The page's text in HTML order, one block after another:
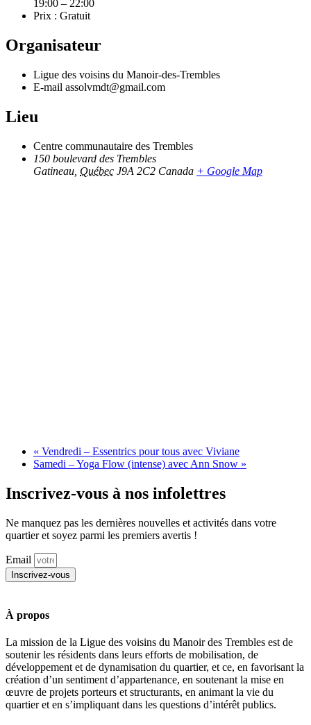
19:00 – 22:00
Prix : Gratuit
Organisateur
Ligue des voisins du Manoir-des-Trembles
E-mail assolvmdt@gmail.com
Lieu
Centre communautaire des Trembles
150 boulevard des Trembles
Gatineau Québec J9A 2C2 Canada + Google Map
« Vendredi – Essentrics pour tous avec Viviane
Samedi – Yoga Flow (intense) avec Ann Snow »
Inscrivez-vous à nos infolettres
Ne manquez pas les dernières nouvelles et activités dans votre
quartier et soyez parmi les premiers avertis !
Email
Inscrivez-vous
À propos
La mission de la Ligue des voisins du Manoir des Trembles est de
soutenir les résidents dans leurs efforts de mobilisation, de
développement et de dynamisation du quartier, et ce, en favorisant la
création d’un sentiment d’appartenance, en soutenant la mise en
œuvre de projets porteurs et structurants, en animant la vie du
quartier et en s’impliquant dans les questions d’intérêt publics.